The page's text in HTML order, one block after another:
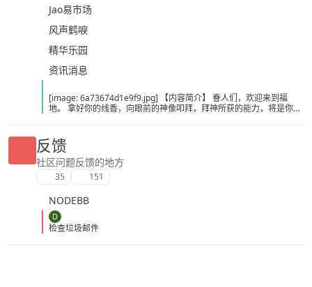
Jao易市场
风声鹤唳
精华乐园
资讯消息
[image: 6a73674d1e9f9.jpg] 【内容简介】 眷人们，欢迎来到福
地。 拿好你的线香，向眼前的神像叩拜，拜神所获的能力，将是你们
悲剧轮回…… 【作者简介】 作者：幻梦猎人，起点中文网作者，代表
作品：《灾厄收容所》《诡异分解指南》《天灾疯人院》《基因收容
所》等 【下载地址】 百度：
https://pan.baidu.com/s/1CTpsB1_Ju5NwzAhO0MvwZQ?pwd=9a1v
夸克：https://pan.quark.cn/s/ffe07719ebb3?pwd=aUYh 移动：
反馈
社区问题反馈的地方
35 151
NODEBB
D
检查垃圾邮件